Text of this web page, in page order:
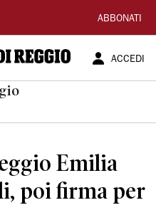
ABBONATI
ACCEDI
Emilia
poi firma per